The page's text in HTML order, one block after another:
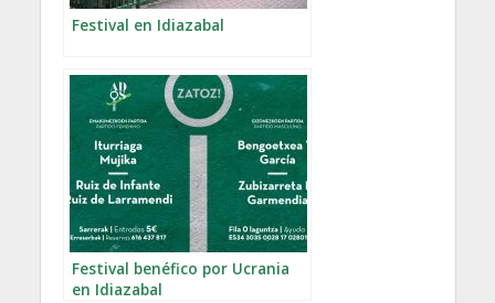
Festival en Idiazabal
Festival benéfico por Ucrania
en Idiazabal